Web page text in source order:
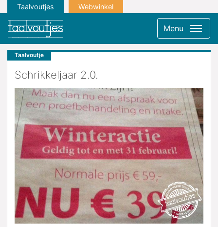
Taalvoutjes Webwinkel
Menu
Taalvoutje
Schrikkeljaar 2.0.